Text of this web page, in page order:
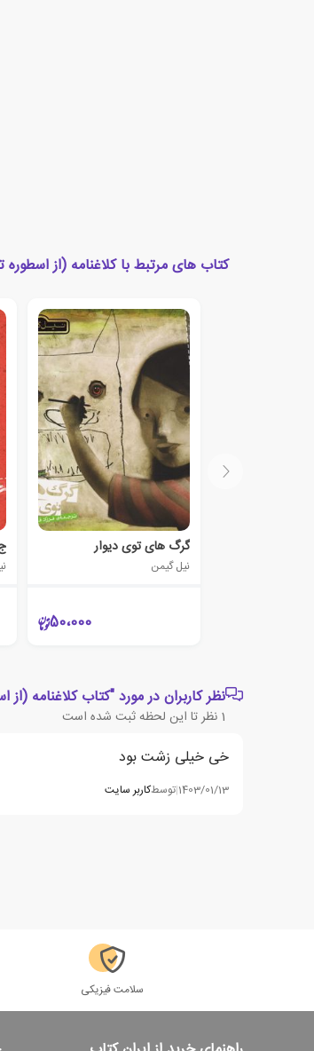
کتاب های مرتبط با کلاغنامه (از اسطوره
گرگ های توی دیوار
نیل گیمن
50،000
نظر کاربران در مورد "کتاب کلاغنامه (از
1 نظر تا این لحظه ثبت شده است
خی خیلی زشت بود
1403/01/13
|توسطکاربر سایت
سلامت فیزیکی